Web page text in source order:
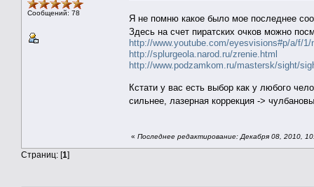
Сообщений: 78
Я не помню какое было мое последнее
Здесь на счет пиратских очков можно
http://www.youtube.com/eyesvisions#p/a/f/
http://splurgeola.narod.ru/zrenie.html
http://www.podzamkom.ru/mastersk/sight/
Кстати у вас есть выбор как у любого
сильнее, лазерная коррекция ->
« Последнее редактирование: Декабря 08, 2010,
Страниц: [1]